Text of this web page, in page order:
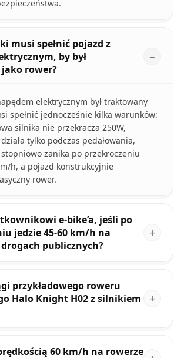
musi spełnić pojazd z
by był
rower?
elektrycznym był traktowany
spełnić jednocześnie kilka warunków:
silnika nie przekracza 250W,
tylko podczas pedałowania,
zanika po przekroczeniu
h, a pojazd konstrukcyjnie
rower.
e-bike’a, jeśli po
jedzie 45-60 km/h na
publicznych?
przykładowego roweru
Halo Knight H02 z silnikiem
60 km/h na rowerze